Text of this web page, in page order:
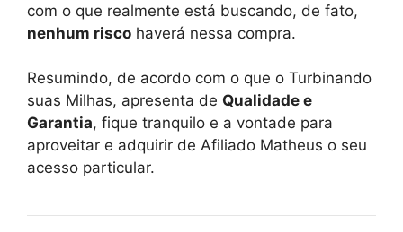
com o que realmente está buscando, de fato,
nenhum risco haverá nessa compra.
Resumindo, de acordo com o que o Turbinando
suas Milhas, apresenta de Qualidade e
Garantia, fique tranquilo e a vontade para
aproveitar e adquirir de Afiliado Matheus o seu
acesso particular.